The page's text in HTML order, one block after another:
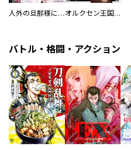
人外の旦那様に娶られ毎晩ナカまで愛される…。アンソロジー オルクセン王国史
バトル・格闘・アクション